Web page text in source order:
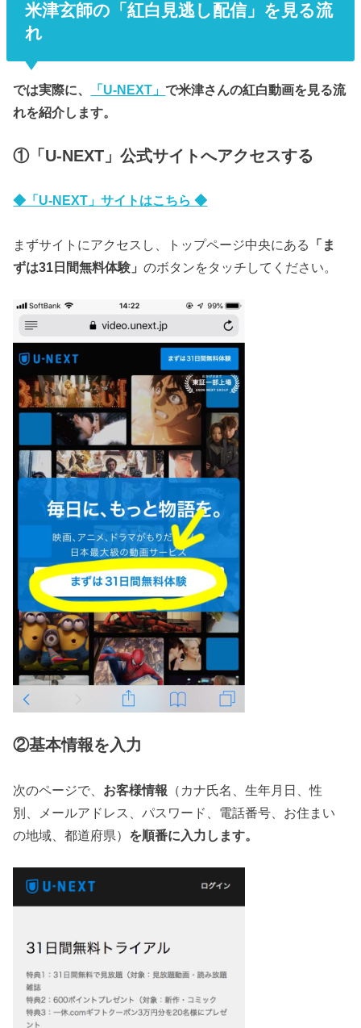
米津玄師の「紅白見逃し配信」を見る流
れ
では実際に、 「U-NEXT」で米津さんの紅白動画を見る流
れを紹介します。
①「U-NEXT」公式サイトへアクセスする
◆「U-NEXT」サイトはこちら ◆
まずサイトにアクセスし、トップページ中央にある
「ま
ずは31日間無料体験」のボタンをタッチしてください。
②基本情報を入力
次のページで、 お客様情報 （カナ氏名、生年月日、性
別、メールアドレス、パスワード、電話番号、お住まい
の地域、都道府県） を順番に入力します。